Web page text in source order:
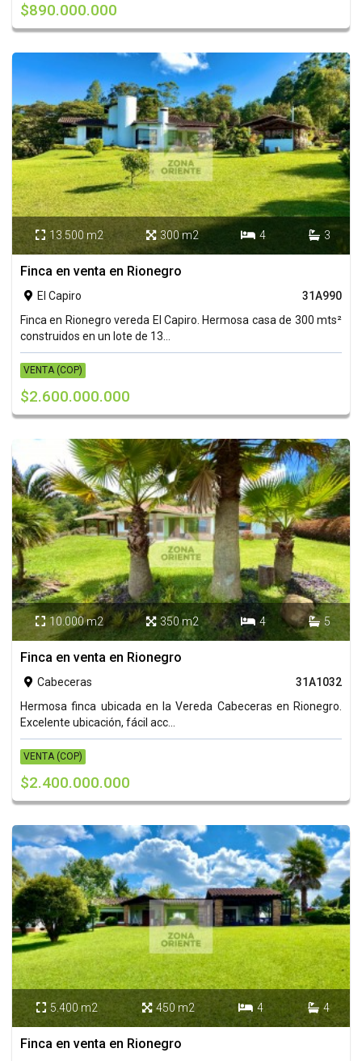
$890.000.000
 13.500 m2  300 m2  4  3
Finca en venta en Rionegro
 El Capiro
31A990
Finca en Rionegro vereda El Capiro. Hermosa casa de 300 mts²
construidos en un lote de 13...
VENTA (COP)
$2.600.000.000
 10.000 m2  350 m2  4  5
Finca en venta en Rionegro
 Cabeceras
31A1032
Hermosa finca ubicada en la Vereda Cabeceras en Rionegro.
Excelente ubicación, fácil acc...
VENTA (COP)
$2.400.000.000
 5.400 m2  450 m2  4  4
Finca en venta en Rionegro